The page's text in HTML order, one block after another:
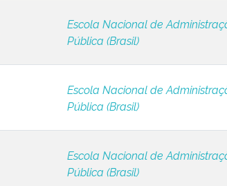
Escola Nacional de
Pública (Brasil)
Escola Nacional de
Pública (Brasil)
Escola Nacional de
Pública (Brasil)